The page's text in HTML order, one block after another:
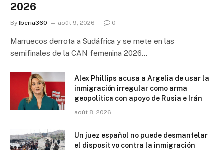
2026
By Iberia360 août 9, 2026 0
Marruecos derrota a Sudáfrica y se mete en las
semifinales de la CAN femenina 2026…
Alex Phillips acusa a Argelia de usar la
inmigración irregular como arma
geopolítica con apoyo de Rusia e Irán
août 8, 2026
Un juez español no puede desmantelar
el dispositivo contra la inmigración